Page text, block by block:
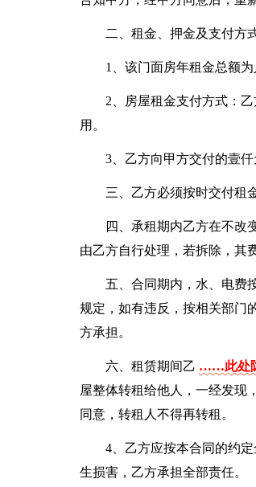
二、租金、押金及支付方
1、该门面房年租金总额为
2、房屋租金支付方式：
用。
3、乙方向甲方交付的壹
三、乙方必须按时交付租
四、承租期内乙方在不改
由乙方自行处理，若拆除，其
五、合同期内，水、电费
规定，如有违反，按相关部门
方承担。
六、租赁期间乙 ……此处
屋整体转租给他人，一经发现
同意，转租人不得再转租。
4、乙方应按本合同的约
生损害，乙方承担全部责任。